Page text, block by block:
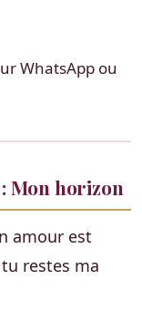
WhatsApp ou
Mon horizon
amour est
restes ma